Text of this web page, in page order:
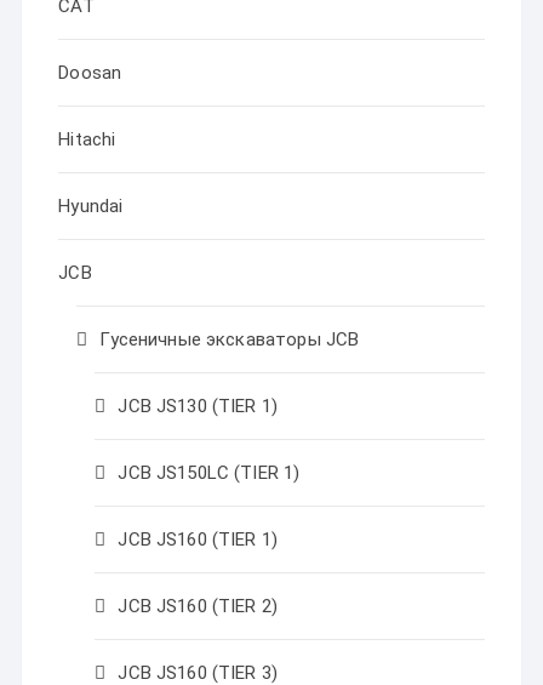
CAT
Doosan
Hitachi
Hyundai
JCB
Гусеничные экскаваторы JCB
JCB JS130 (TIER 1)
JCB JS150LC (TIER 1)
JCB JS160 (TIER 1)
JCB JS160 (TIER 2)
JCB JS160 (TIER 3)